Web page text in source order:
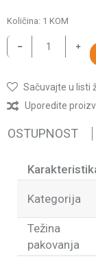
Količina: 1 KOM
Sačuvajte u listi
Uporedite
Kategorija
Težina
pakovanja